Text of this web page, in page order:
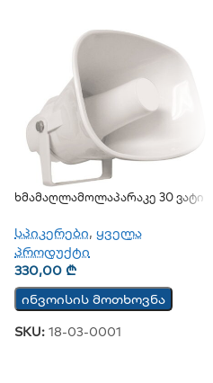
Ხმამაღლამოლაპარაკე 30 Ვატი
სპიკერები, ყველა
პროდუქტი
330,00 ₾
ინვოისის მოთხოვნა
SKU: 18-03-0001